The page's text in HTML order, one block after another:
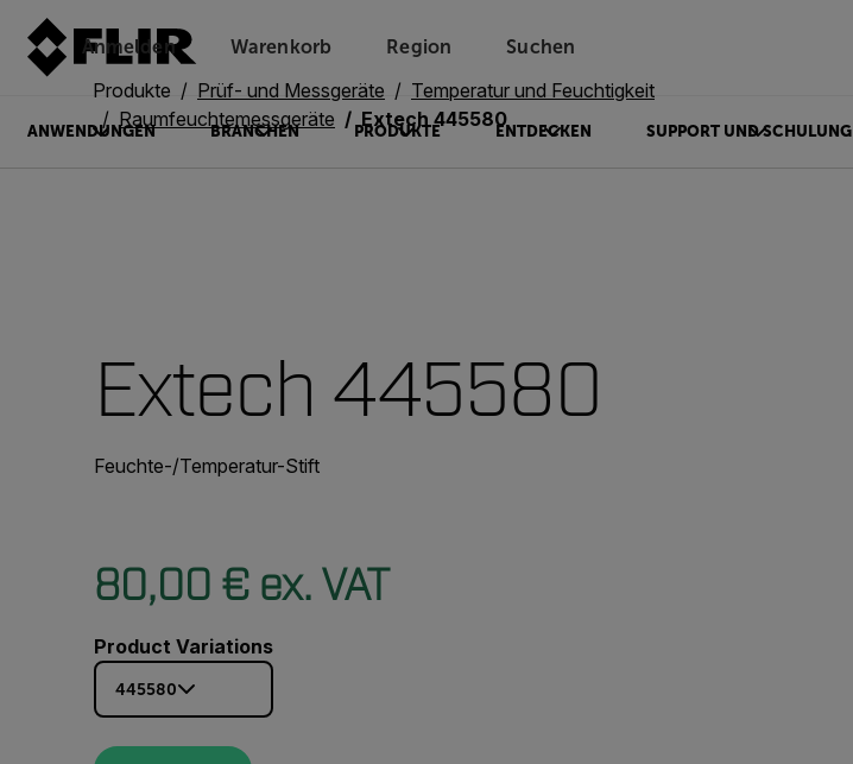
Anmelden Unread messages
Warenkorb
Modell
Entfernen
Elemente
Element
In den Warenkorb
Im Warenkorb
Region Suchen
ANWENDUNGEN BRANCHEN PRODUKTE ENTDECKEN SUPPORT UND SCHULUNG
Produkte Prüf- und Messgeräte
Temperatur und Feuchtigkeit
Raumfeuchtemessgeräte
Extech 445580
Extech 445580
Feuchte-/Temperatur-Stift
80,00 € ex. VAT
Product Variations
445580